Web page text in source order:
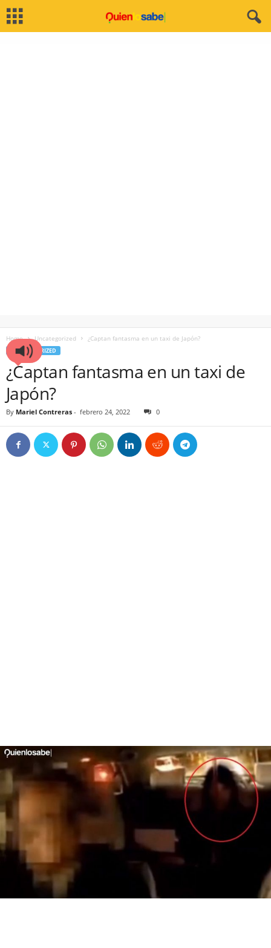
Home Uncategorized ¿Captan fantasma en un taxi de Japón?
UNCATEGORIZED
¿Captan fantasma en un taxi de
Japón?
By Mariel Contreras - febrero 24, 2022 0